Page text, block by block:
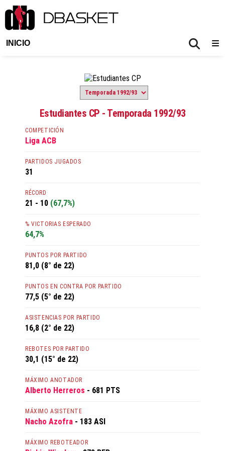
INICIO
Estudiantes CP - Temporada 1992/93
COMPETICIÓN
Liga ACB
PARTIDOS JUGADOS
31
RÉCORD
21 - 10 (67,7%)
% VICTORIAS ESPERADO
64,7%
PUNTOS POR PARTIDO
81,0 (8° de 22)
PUNTOS EN CONTRA POR PARTIDO
77,5 (5° de 22)
ASISTENCIAS POR PARTIDO
16,8 (2° de 22)
REBOTES POR PARTIDO
30,1 (15° de 22)
MÁXIMO ANOTADOR
Alberto Herreros - 681 PTS
MÁXIMO ASISTENTE
Nacho Azofra - 183 ASI
MÁXIMO REBOTEADOR